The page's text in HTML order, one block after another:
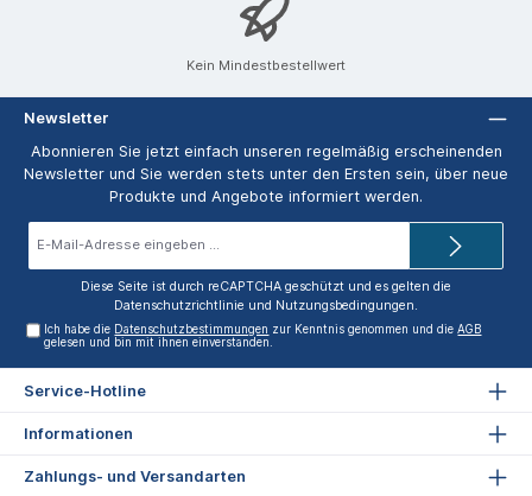
Kein Mindestbestellwert
Newsletter
Abonnieren Sie jetzt einfach unseren regelmäßig erscheinenden
Newsletter und Sie werden stets unter den Ersten sein, über neue
Produkte und Angebote informiert werden.
Diese Seite ist durch reCAPTCHA geschützt und es gelten die
Datenschutzrichtlinie und Nutzungsbedingungen.
Ich habe die Datenschutzbestimmungen zur Kenntnis genommen und dieAGB
gelesen und bin mit ihnen einverstanden.
Service-Hotline
Informationen
Zahlungs- und Versandarten